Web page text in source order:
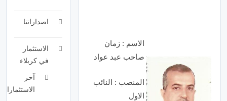
الاسم : زمان
صاحب عبد عواد
المنصب : النائب
الاول
اصداراتنا
الاستثمار
في كربلاء
آخر
الاستثمارات